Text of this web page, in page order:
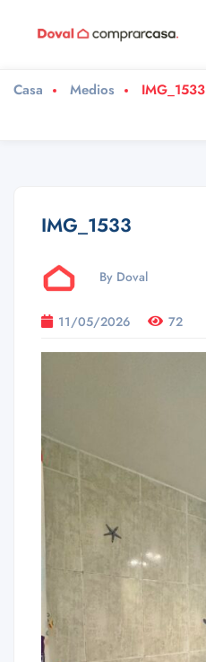
Casa Medios IMG_1533
IMG_1533
By Doval
11/05/2026 72